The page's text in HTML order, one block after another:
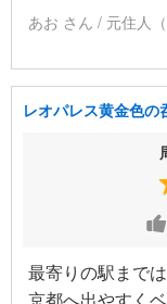
あお さん / 元住人
レオパレス黄金色の
最寄りの駅まで